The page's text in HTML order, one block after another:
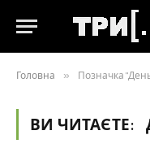
Головна » Позначка
ВИ ЧИТАЄТЕ: